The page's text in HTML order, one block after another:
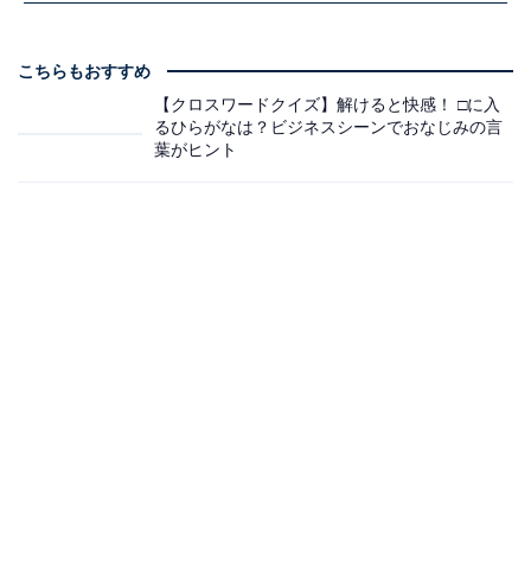
こちらもおすすめ
【クロスワードクイズ】解けると快感！ □に入
るひらがなは？ビジネスシーンでおなじみの言
葉がヒント